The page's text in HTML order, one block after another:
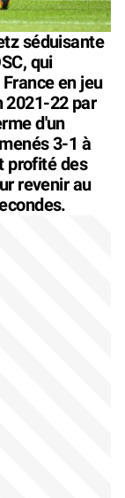
séduisante
qui
en jeu
2021-22 par
d'un
3-1 à
profité des
revenir au